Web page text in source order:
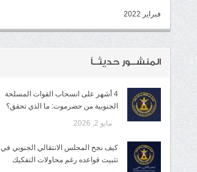
فبراير 2022
المنشــور حديثــاً
4 أشهر على انسحاب القوات المسلحة
الجنوبية من حضرموت: ما الذي تحقق؟
مايو 2, 2026
كيف نجح المجلس الانتقالي الجنوبي في
تثبيت قواعده رغم محاولات التفكيك